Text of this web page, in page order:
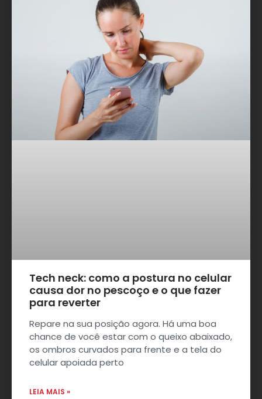
Tech neck: como a postura no celular
causa dor no pescoço e o que fazer
para reverter
Repare na sua posição agora. Há uma boa
chance de você estar com o queixo abaixado,
os ombros curvados para frente e a tela do
celular apoiada perto
LEIA MAIS »